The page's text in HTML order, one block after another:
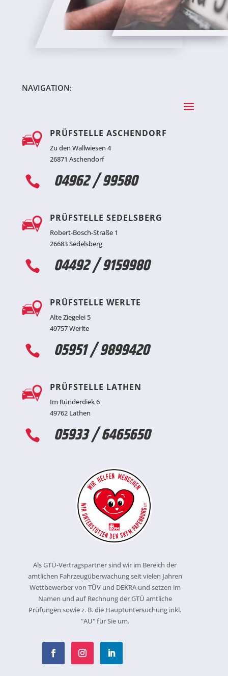
NAVIGATION:
PRÜFSTELLE ASCHENDORF
Zu den Wallwiesen 4
26871 Aschendorf
 04962 / 99580
PRÜFSTELLE SEDELSBERG
Robert-Bosch-Straße 1
26683 Sedelsberg
 04492 / 9159980
PRÜFSTELLE WERLTE
Alte Ziegelei 5
49757 Werlte
 05951 / 9899420
PRÜFSTELLE LATHEN
Im Ründerdiek 6
49762 Lathen
 05933 / 6465650
Als GTÜ-Vertragspartner sind wir im Bereich der
amtlichen Fahrzeugüberwachung seit vielen Jahren
Wettbewerber von TÜV und DEKRA und setzen im
Namen und auf Rechnung der GTÜ amtliche
Prüfungen sowie z. B. die Hauptuntersuchung inkl.
"AU" für Sie um.